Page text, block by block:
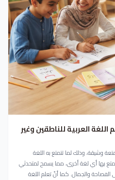
العربية للناطقين وغير
وشيقة، وذلك لما تتمتع به اللغة
بها أي لغة أخرى، مما يسمح لمتحدثي
الفصاحة والجمال. كما أنّ تعلم اللغة